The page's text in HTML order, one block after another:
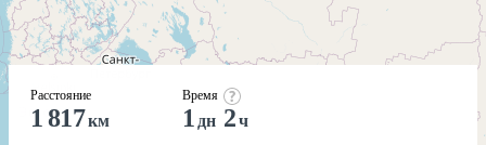
Расстояние
1 817км
Время
1 дн 2 ч